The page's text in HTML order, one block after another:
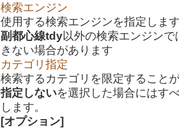
検索エンジン
使用する検索エンジンを指定しま
副都心線tdy以外の検索エンジン
きない場合があります
カテゴリ指定
検索するカテゴリを限定すること
指定しないを選択した場合にはす
します。
[オプション]